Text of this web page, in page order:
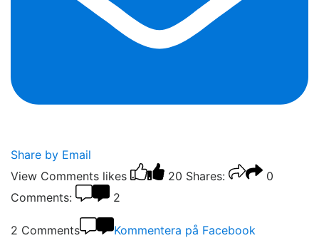
Share by Email
View Comments likes 20 Shares:
0
Comments:
2
2 Comments Kommentera på Facebook